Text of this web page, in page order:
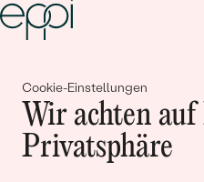
Cookie-Einstellungen
Wir achten
Privatsphäre
Gemeinsam
Geschichten
Liebe